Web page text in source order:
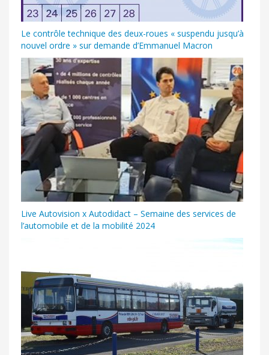
Le contrôle technique des deux-roues « suspendu jusqu’à
nouvel ordre » sur demande d’Emmanuel Macron
Live Autovision x Autodidact – Semaine des services de
l’automobile et de la mobilité 2024